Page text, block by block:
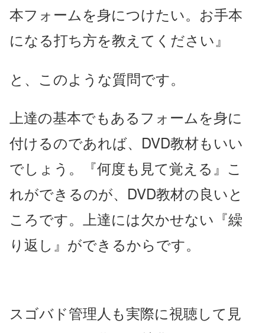
本フォームを身につけたい。お手本
になる打ち方を教えてください』
と、このような質問です。
上達の基本でもあるフォームを身に
付けるのであれば、DVD教材もいい
でしょう。『何度も見て覚える』こ
れができるのが、DVD教材の良いと
ころです。上達には欠かせない『繰
り返し』ができるからです。
スゴバド管理人も実際に視聴して見